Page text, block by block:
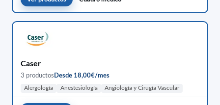
Caser
3 productos Desde 18,00€/mes
Alergología Anestesiología Angiología y Cirugía Vascular